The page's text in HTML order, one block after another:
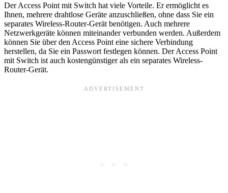
Der Access Point mit Switch hat viele Vorteile. Er ermöglicht es
Ihnen, mehrere drahtlose Geräte anzuschließen, ohne dass Sie ein
separates Wireless-Router-Gerät benötigen. Auch mehrere
Netzwerkgeräte können miteinander verbunden werden. Außerdem
können Sie über den Access Point eine sichere Verbindung
herstellen, da Sie ein Passwort festlegen können. Der Access Point
mit Switch ist auch kostengünstiger als ein separates Wireless-
Router-Gerät.